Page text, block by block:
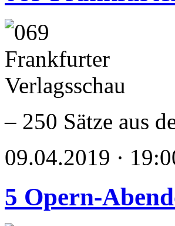
– 250 Sätze aus
09.04.2019 ·
5 Opern-